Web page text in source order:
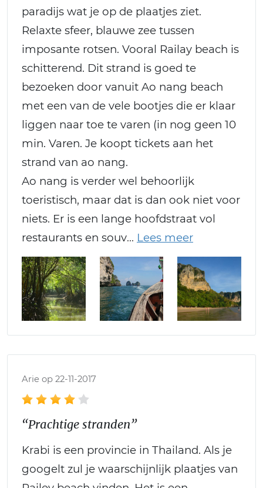
paradijs wat je op de plaatjes ziet.
Relaxte sfeer, blauwe zee tussen
imposante rotsen. Vooral Railay beach is
schitterend. Dit strand is goed te
bezoeken door vanuit Ao nang beach
met een van de vele bootjes die er klaar
liggen naar toe te varen (in nog geen 10
min. Varen. Je koopt tickets aan het
strand van ao nang.
Ao nang is verder wel behoorlijk
toeristisch, maar dat is dan ook niet voor
niets. Er is een lange hoofdstraat vol
restaurants en souv
Arie op 22-11-2017
“Prachtige stranden”
Krabi is een provincie in Thailand. Als je
googelt zul je waarschijnlijk plaatjes van